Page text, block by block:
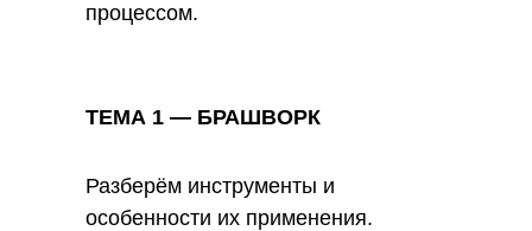
процессом.
ТЕМА 1 — БРАШВОРК
Разберём инструменты и
особенности их применения.